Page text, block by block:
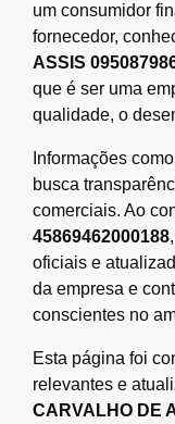
um consumidor
fornecedor,
ASSIS
que é ser uma
qualidade, o
Informações
busca
comerciais. Ao
45869462000188
oficiais e
da empresa e
conscientes no
Esta página foi
relevantes e
CARVALHO DE